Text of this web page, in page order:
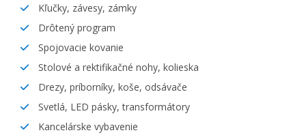
Kľučky, závesy, zámky
Drôtený program
Spojovacie kovanie
Stolové a rektifikačné nohy, kolieska
Drezy, príborníky, koše, odsávače
Svetlá, LED pásky, transformátory
Kancelárske vybavenie